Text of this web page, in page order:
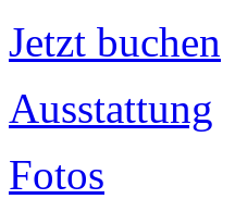
Jetzt buchen
Ausstattung
Fotos